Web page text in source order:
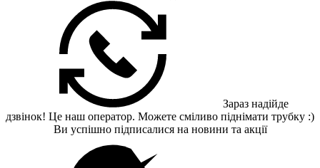
Зараз надійде
дзвінок! Це наш оператор. Можете сміливо піднімати трубку :)
Ви успішно підписалися на новини та акції